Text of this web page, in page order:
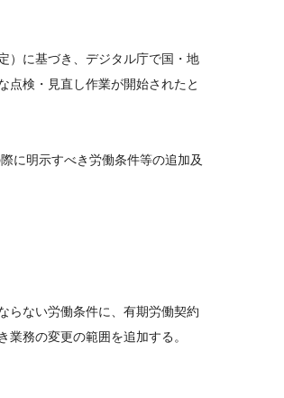
）に基づき、デジタル庁で国・地
点検・見直し作業が開始されたと
に明示すべき労働条件等の追加及
らない労働条件に、有期労働契約
務の変更の範囲を追加する。